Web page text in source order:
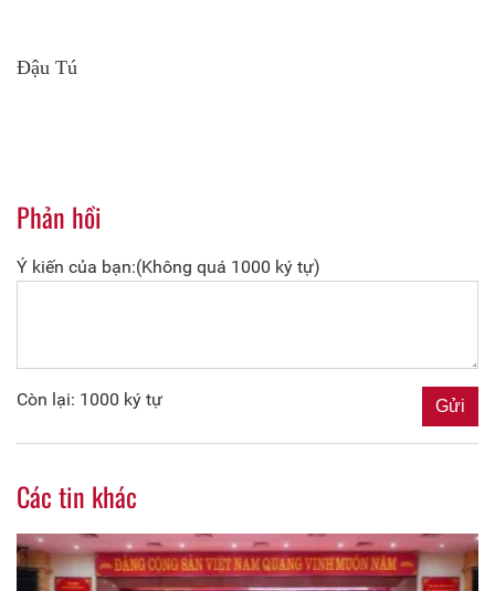
Đậu Tú
Phản hồi
Ý kiến của bạn:(Không quá 1000 ký tự)
Còn lại: 1000 ký tự
Các tin khác